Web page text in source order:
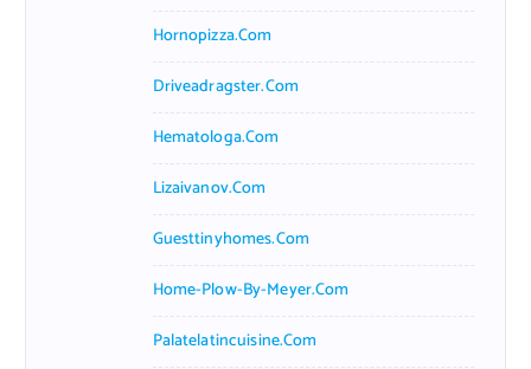
Hornopizza.com
Driveadragster.com
Hematologa.com
Lizaivanov.com
Guesttinyhomes.com
Home-Plow-By-Meyer.com
Palatelatincuisine.com